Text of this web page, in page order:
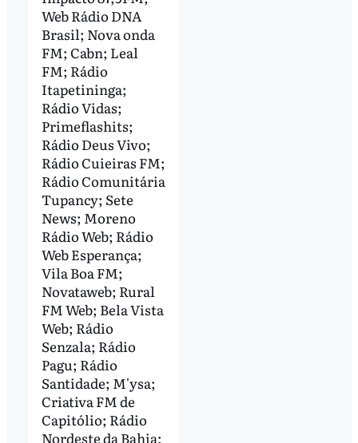
Web Rádio DNA
Brasil; Nova onda
FM; Cabn; Leal
FM; Rádio
Itapetininga;
Rádio Vidas;
Primeflashits;
Rádio Deus Vivo;
Rádio Cuieiras FM;
Rádio Comunitária
Tupancy; Sete
News; Moreno
Rádio Web; Rádio
Web Esperança;
Vila Boa FM;
Novataweb; Rural
FM Web; Bela Vista
Web; Rádio
Senzala; Rádio
Pagu; Rádio
Santidade; M'ysa;
Criativa FM de
Capitólio; Rádio
Nordeste da Bahia;